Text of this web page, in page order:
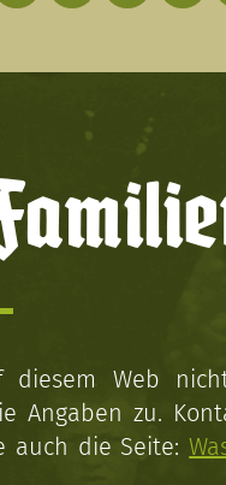
diesem Web
Angaben zu.
auch die Seite: